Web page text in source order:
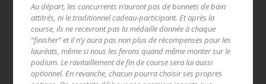
Au départ, les concurrents n’auront pas de bonnets de bain
attitrés, ni le traditionnel cadeau-participant. Et après la
course, ils ne recevront pas la médaille donnée à chaque
“finisher” et il n’y aura pas non plus de récompenses pour les
lauréats, même si nous les ferons quand même monter sur le
podium. Le ravitaillement de fin de course sera lui aussi
optionnel. En revanche, chacun pourra choisir ses propres